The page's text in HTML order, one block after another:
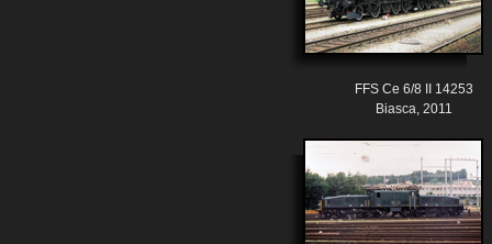
FFS Ce 6/8 II 14253
Biasca, 2011